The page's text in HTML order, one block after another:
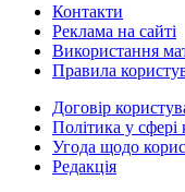
Контакти
Реклама на сайті
Використання
Правила
Договір
Політика у сфері
Угода щодо
Редакція